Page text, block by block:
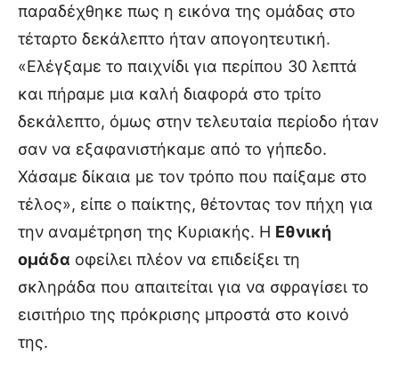
παραδέχθηκε πως η εικόνα της ομάδας στο
τέταρτο δεκάλεπτο ήταν απογοητευτική.
«Ελέγξαμε το παιχνίδι για περίπου 30 λεπτά
και πήραμε μια καλή διαφορά στο τρίτο
δεκάλεπτο, όμως στην τελευταία περίοδο ήταν
σαν να εξαφανιστήκαμε από το γήπεδο.
Χάσαμε δίκαια με τον τρόπο που παίξαμε στο
τέλος», είπε ο παίκτης, θέτοντας τον πήχη για
την αναμέτρηση της Κυριακής. Η Εθνική
ομάδα οφείλει πλέον να επιδείξει τη
σκληράδα που απαιτείται για να σφραγίσει το
εισιτήριο της πρόκρισης μπροστά στο κοινό
της.